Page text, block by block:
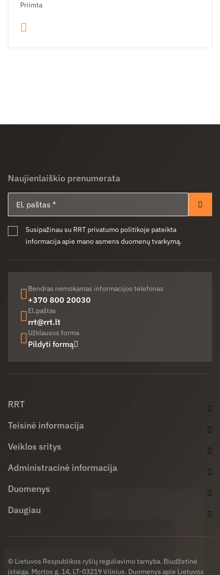
Priimta
Naujienlaiškio prenumerata
Susipažinau su RRT privatumo politikoje pateikta
informacija apie mano asmens duomenų tvarkymą.
Bendras nemokamas informacijos telefonas
+370 800 20030
El.paštas
rrt@rrt.lt
Užklausos forma
Pildyti formą
RRT
Teisinė informacija
Veiklos sritys
Administracinė informacija
Duomenys
Daugiau
© Lietuvos Respublikos ryšių reguliavimo tarnyba. Biudžetinė
įstaiga. Mortos g. 14, LT-03219 Vilnius. Duomenys apie Lietuvos